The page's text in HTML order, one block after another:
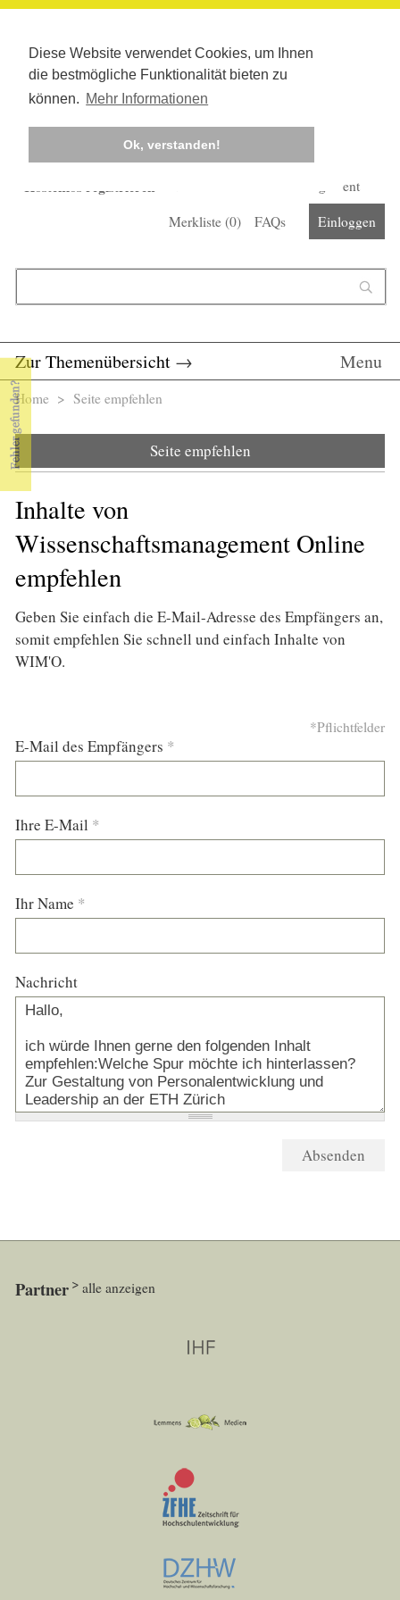
Diese Website verwendet Cookies, um Ihnen
die bestmögliche Funktionalität bieten zu
können. Mehr Informationen
Ok, verstanden!
Kostenlos registrieren
Corona-Management
Merkliste (0) FAQs Einloggen
Zur Themenübersicht → Menu
Sie sind hier
Home > Seite empfehlen
Seite empfehlen
Inhalte von
Wissenschaftsmanagement Online
empfehlen
Geben Sie einfach die E-Mail-Adresse des Empfängers an,
somit empfehlen Sie schnell und einfach Inhalte von
WIM'O.
*Pflichtfelder
E-Mail des Empfängers *
Ihre E-Mail *
Ihr Name *
Nachricht
Partner alle anzeigen